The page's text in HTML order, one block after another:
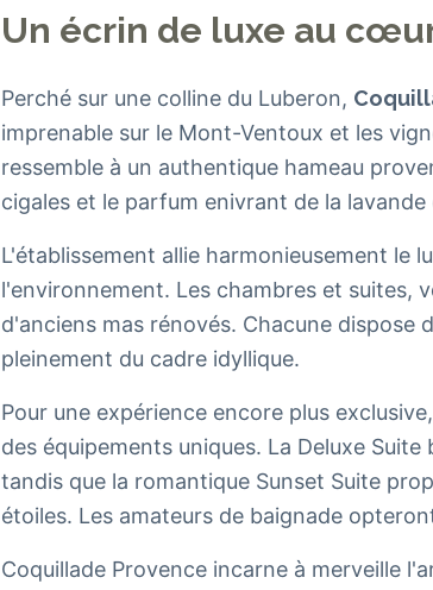
Un écrin de luxe au
Perché sur une colline du Luberon,
imprenable sur le Mont-Ventoux et les
ressemble à un authentique hameau
cigales et le parfum enivrant de la
L'établissement allie harmonieusement le
l'environnement. Les chambres et suites,
d'anciens mas rénovés. Chacune
pleinement du cadre idyllique.
Pour une expérience encore plus
des équipements uniques. La Deluxe
tandis que la romantique Sunset Suite
étoiles. Les amateurs de baignade
Coquillade Provence incarne à merveille